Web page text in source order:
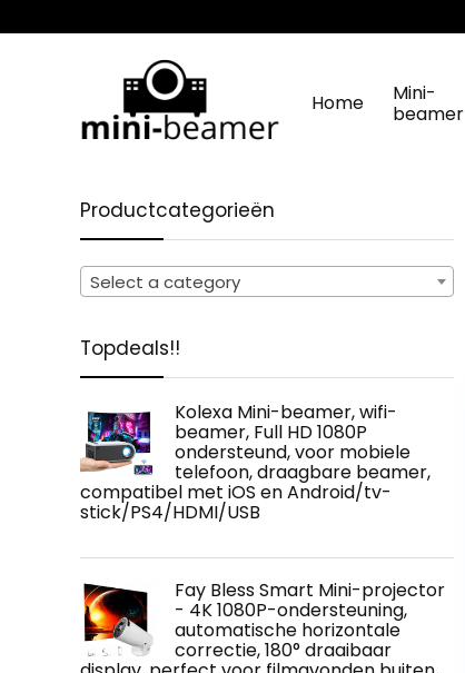
Home
Mini-
beamer
Productcategorieën
Select a category
Topdeals!!
Kolexa Mini-beamer, wifi-
beamer, Full HD 1080P
ondersteund, voor mobiele
telefoon, draagbare beamer,
compatibel met iOS en Android/tv-
stick/PS4/HDMI/USB
Fay Bless Smart Mini-projector
- 4K 1080P-ondersteuning,
automatische horizontale
correctie, 180° draaibaar